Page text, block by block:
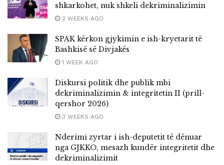
shkarkohet, nuk shkeli dekriminalizimin
2 WEEKS AGO
SPAK kërkon gjykimin e ish-kryetarit të
Bashkisë së Divjakës
1 WEEK AGO
Diskursi politik dhe publik mbi
dekriminalizimin & integritetin II (prill-
qershor 2026)
3 WEEKS AGO
Nderimi zyrtar i ish-deputetit të dënuar
nga GJKKO, mesazh kundër integritetit dhe
dekriminalizimit